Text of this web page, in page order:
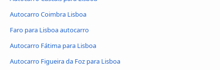
Autocarro Coimbra Lisboa
Faro para Lisboa autocarro
Autocarro Fátima para Lisboa
Autocarro Figueira da Foz para Lisboa